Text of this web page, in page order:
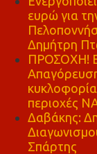
ευρώ για
Δημήτρη
ΠΡΟΣΟΧΗ!
περιοχές
Δαβάκης:
Σπάρτης